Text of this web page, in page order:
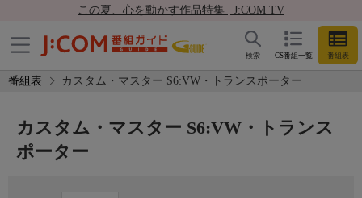
この夏、心を動かす作品特集 | J:COM TV
CS番組一覧 番組表
検索
番組表 カスタム・マスター S6:VW・トランスポーター
カスタム・マスター S6:VW・トランス
ポーター